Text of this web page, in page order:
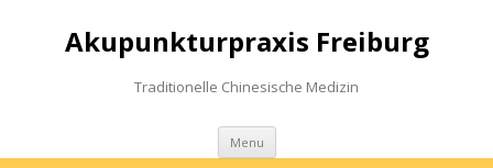
Akupunkturpraxis Freiburg
Traditionelle Chinesische Medizin
Menu Skip to content